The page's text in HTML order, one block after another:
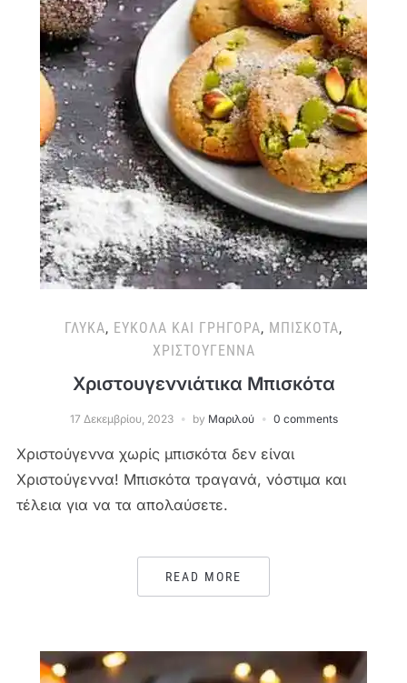
ΓΛΥΚΆ, ΕΎΚΟΛΑ ΚΑΙ ΓΡΉΓΟΡΑ, ΜΠΙΣΚΌΤΑ,
ΧΡΙΣΤΟΎΓΕΝΝΑ
Χριστουγεννιάτικα Μπισκότα
17 Δεκεμβρίου, 2023 by Μαριλού 0 comments
Χριστούγεννα χωρίς μπισκότα δεν είναι
Χριστούγεννα! Μπισκότα τραγανά, νόστιμα και
τέλεια για να τα απολαύσετε.
READ MORE